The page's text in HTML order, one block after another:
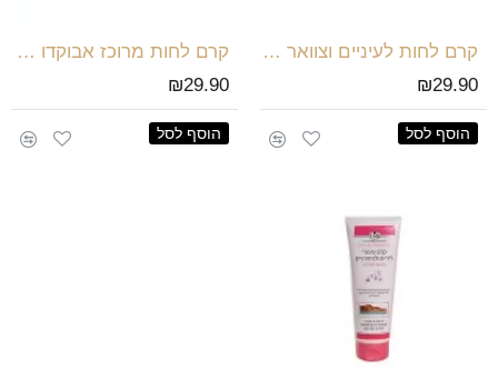
קרם לחות לעיניים וצוואר - ים המלח
₪29.90
הוסף לסל
קרם לחות מרוכז אבוקדו - ים המלח
₪29.90
הוסף לסל